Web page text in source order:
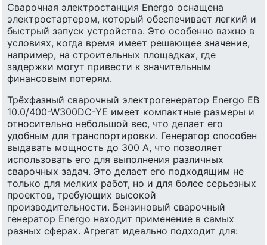
Сварочная электростанция Energo оснащена
электростартером, который обеспечивает легкий и
быстрый запуск устройства. Это особенно важно в
условиях, когда время имеет решающее значение,
например, на строительных площадках, где
задержки могут привести к значительным
финансовым потерям.
Трёхфазный сварочный электрогенератор Energo EB
10.0/400-W300DC-YE имеет компактные размеры и
относительно небольшой вес, что делает его
удобным для транспортировки. Генератор способен
выдавать мощность до 300 А, что позволяет
использовать его для выполнения различных
сварочных задач. Это делает его подходящим не
только для мелких работ, но и для более серьезных
проектов, требующих высокой
производительности. Бензиновый сварочный
генератор Energo находит применение в самых
разных сферах. Агрегат идеально подходит для: